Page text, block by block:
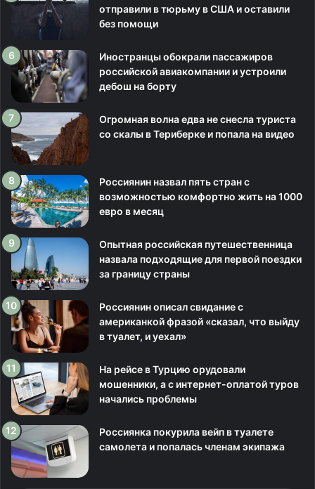
отправили в тюрьму в США и оставили
без помощи
Иностранцы обокрали пассажиров
российской авиакомпании и устроили
дебош на борту
Огромная волна едва не снесла туриста
со скалы в Териберке и попала на видео
Россиянин назвал пять стран с
возможностью комфортно жить на 1000
евро в месяц
Опытная российская путешественница
назвала подходящие для первой поездки
за границу страны
Россиянин описал свидание с
американкой фразой «сказал, что выйду
в туалет, и уехал»
На рейсе в Турцию орудовали
мошенники, а с интернет-оплатой туров
начались проблемы
Россиянка покурила вейп в туалете
самолета и попалась членам экипажа